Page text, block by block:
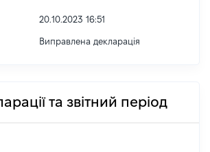
20.10.2023 16:51
Виправлена декларація
та звітний період